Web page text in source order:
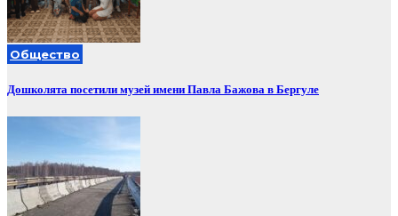
Общество
Дошколята посетили музей имени Павла Бажова в Бергуле